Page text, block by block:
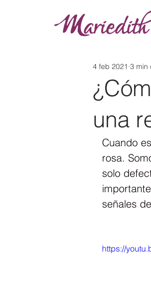
una
4 feb 2021 3 min
Cuando
rosa.
solo
señales
https://